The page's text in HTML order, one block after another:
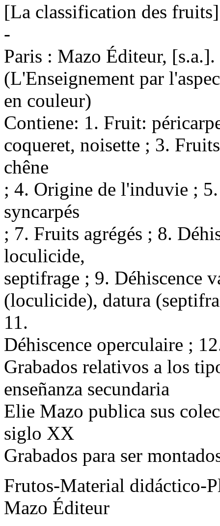
[La classification des
-
Paris : Mazo Éditeur,
(L'Enseignement par
en couleur)
Contiene: 1. Fruit:
coqueret, noisette ; 3.
chêne
; 4. Origine de l'induvie ;
syncarpés
; 7. Fruits agrégés ; 8.
loculicide,
septifrage ; 9. Déhiscence
(loculicide), datura
11.
Déhiscence operculaire ;
Grabados relativos a los
enseñanza secundaria
Elie Mazo publica sus
siglo XX
Grabados para ser
Frutos-Material didáctico-
Mazo Éditeur